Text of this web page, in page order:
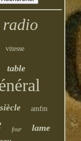
radio
vitesse
table
siècle amfm
four lame